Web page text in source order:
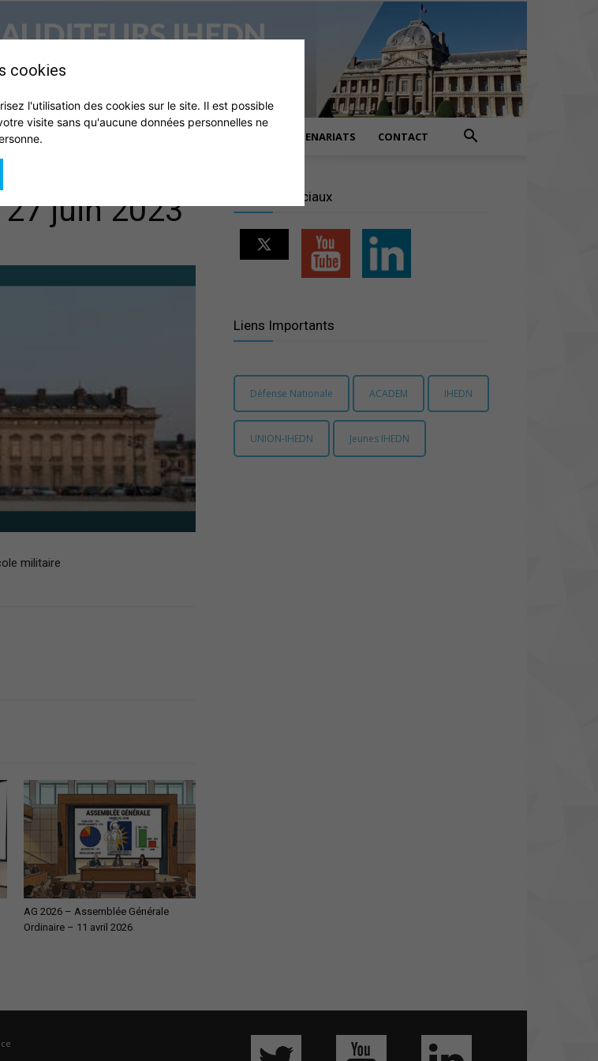
Paris
Ile-
? PARTENARIATS CONTACT
juin 2023
militaire
AG 2026 – Assemblée Générale
Ordinaire – 11 avril 2026
Réseaux sociaux
Liens Importants
Défense Nationale ACADEM IHEDN
UNION-IHEDN Jeunes IHEDN
cookies
l'utilisation des cookies sur le site. Il est possible
visite sans qu'aucune données personnelles ne